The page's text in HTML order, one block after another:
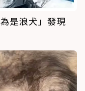
是浪犬」發現